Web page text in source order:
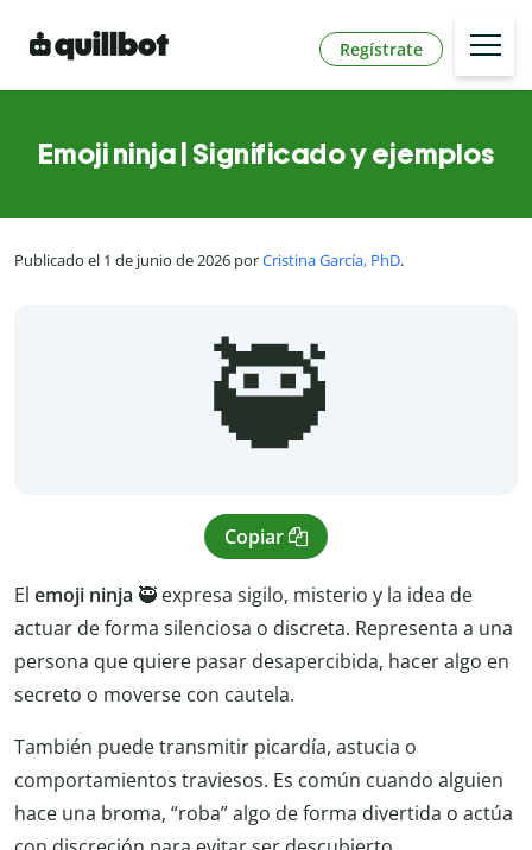
Regístrate
Emoji ninja | Significado y ejemplos
Publicado el 1 de junio de 2026 porCristina García, PhD.
🥷
Copiar
El emoji ninja 🥷 expresa sigilo, misterio y la idea de
actuar de forma silenciosa o discreta. Representa a una
persona que quiere pasar desapercibida, hacer algo en
secreto o moverse con cautela.
También puede transmitir picardía, astucia o
comportamientos traviesos. Es común cuando alguien
hace una broma, “roba” algo de forma divertida o actúa